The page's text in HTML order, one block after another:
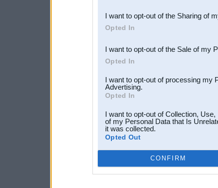
Downstream Participants
third parties.
I want to opt-out of the Sharing of
Opted In
I want to opt-out of the Sale of my
Opted In
I want to opt-out of processing my
Advertising.
Opted In
I want to opt-out of Collection,
of my Personal Data that Is
it was collected.
Opted Out
CONFIRM